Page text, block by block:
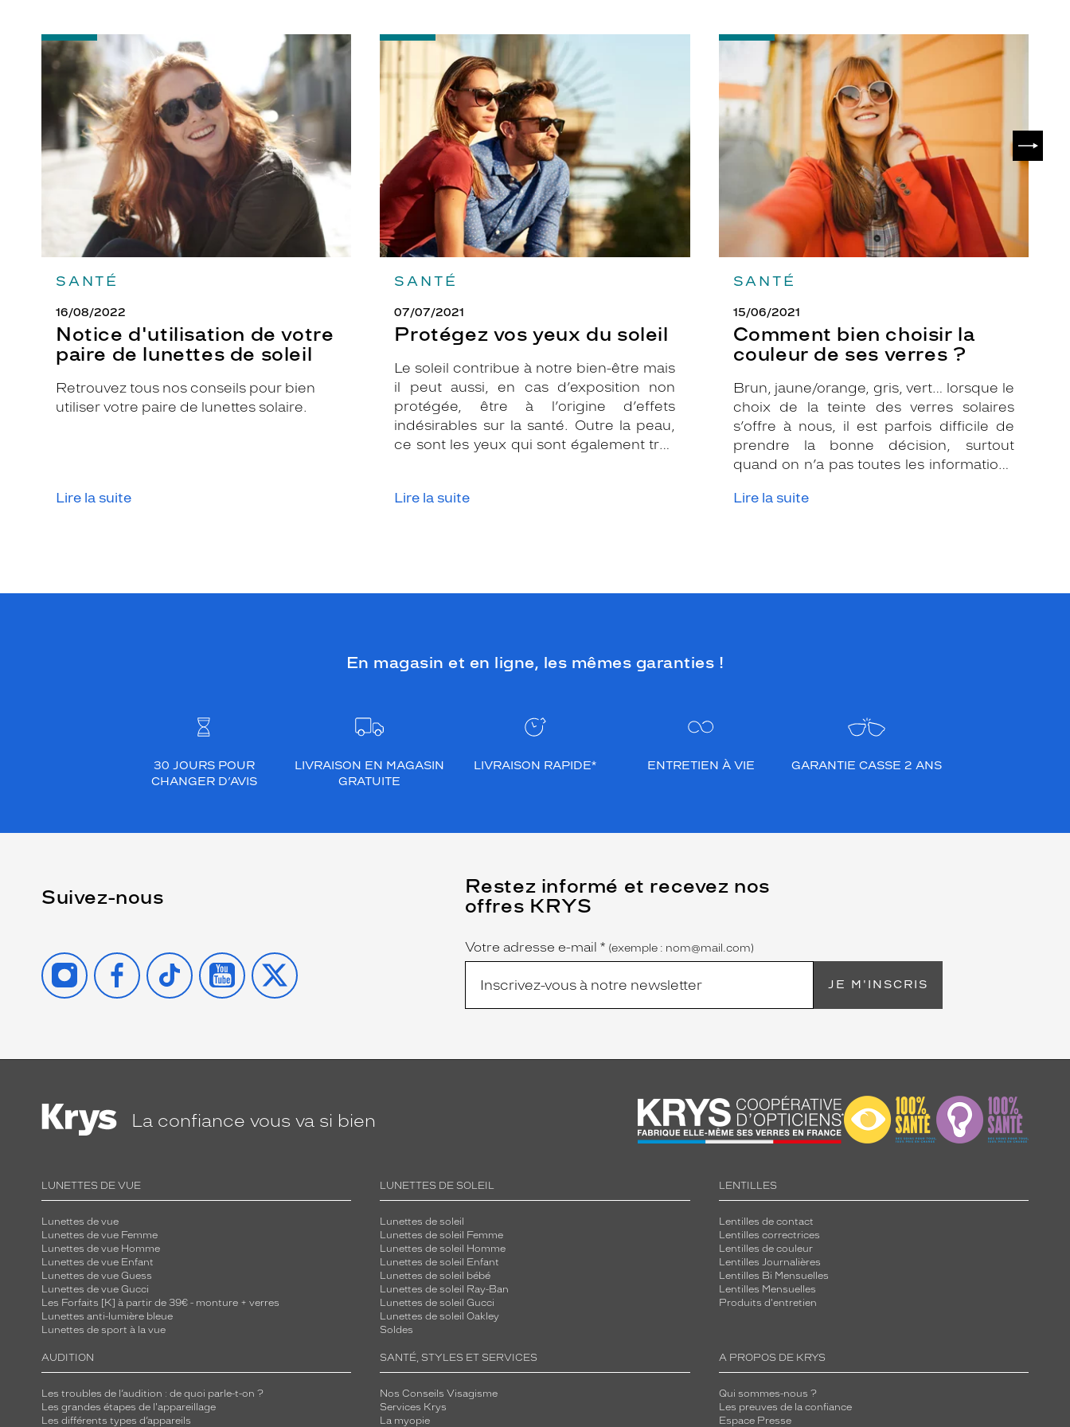
SANTÉ
16/08/2022
Notice d'utilisation de votre
paire de lunettes de soleil
Retrouvez tous nos conseils pour bien
utiliser votre paire de lunettes solaire.
Lire la suite
-
Notice
d'utilisation
votre
paire
de
lunettes
de
SANTÉ
07/07/2021
Protégez vos yeux du soleil
Le soleil contribue à notre bien-être mais
il peut aussi, en cas d’exposition non
protégée, être à l’origine d’effets
indésirables sur la santé. Outre la peau,
ce sont les yeux qui sont également très
que le temps est couvert, il est donc
Lire la suite
-
Protégez
vos
yeux
soleil
SANTÉ
15/06/2021
Comment bien choisir la
couleur de ses verres ?
Brun, jaune/orange, gris, vert… lorsque le
choix de la teinte des verres solaires
s’offre à nous, il est parfois difficile de
prendre la bonne décision, surtout
quand on n’a pas toutes les informations
pour vous conseiller et apporter leur
Lire la suite
-
Comment
choisir
la
couleur
de
verres
En magasin et en ligne, les mêmes garanties !
30 JOURS POUR
CHANGER D’AVIS
LIVRAISON EN MAGASIN
GRATUITE
LIVRAISON RAPIDE* ENTRETIEN À VIE GARANTIE CASSE 2 ANS
Suivez-nous
INSTAGRAMFACEBOOK
TIKTOK YOUTUBE
X
Restez informé et recevez nos
offres KRYS
Name
Votre adresse e-mail *
(Ce
champ
est
obligatoire)
(exemple : nom@mail.com)
JE M'INSCRIS
La confiance vous va si bien
LUNETTES DE VUE
Lunettes de vue
Lunettes de vue Femme
Lunettes de vue Homme
Lunettes de vue Enfant
Lunettes de vue Guess
Lunettes de vue Gucci
Les Forfaits [K] à partir de 39€ - monture + verres
Lunettes anti-lumière bleue
Lunettes de sport à la vue
LUNETTES DE SOLEIL
Lunettes de soleil
Lunettes de soleil Femme
Lunettes de soleil Homme
Lunettes de soleil Enfant
Lunettes de soleil bébé
Lunettes de soleil Ray-Ban
Lunettes de soleil Gucci
Lunettes de soleil Oakley
Soldes
LENTILLES
Lentilles de contact
Lentilles correctrices
Lentilles de couleur
Lentilles Journalières
Lentilles Bi Mensuelles
Lentilles Mensuelles
Produits d'entretien
AUDITION
Les troubles de l’audition : de quoi parle-t-on ?
Les grandes étapes de l'appareillage
Les différents types d’appareils
SANTÉ, STYLES ET SERVICES
Nos Conseils Visagisme
Services Krys
La myopie
A PROPOS DE KRYS
Qui sommes-nous ?
Les preuves de la confiance
Espace Presse